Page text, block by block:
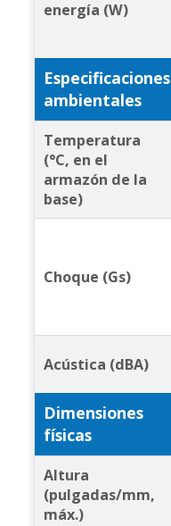
energía (W)
Especificaciones
ambientales
Temperatura
(°C, en el
armazón de la
base)
Choque (Gs)
Acústica (dBA)
Dimensiones
físicas
Altura
(pulgadas/mm,
máx.)